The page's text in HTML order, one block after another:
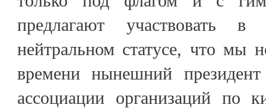
предлагают участвовать
нейтральном статусе, что мы
времени нынешний
ассоциации организаций по